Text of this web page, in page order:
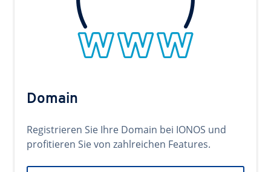
Domain
Registrieren Sie Ihre Domain bei IONOS und
profitieren Sie von zahlreichen Features.